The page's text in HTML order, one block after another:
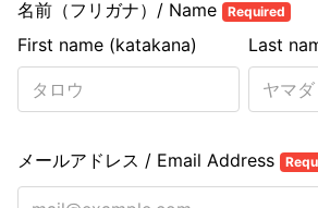
名前（フリガナ）/ Name Required
Last
First name (katakana)
メールアドレス / Email Address